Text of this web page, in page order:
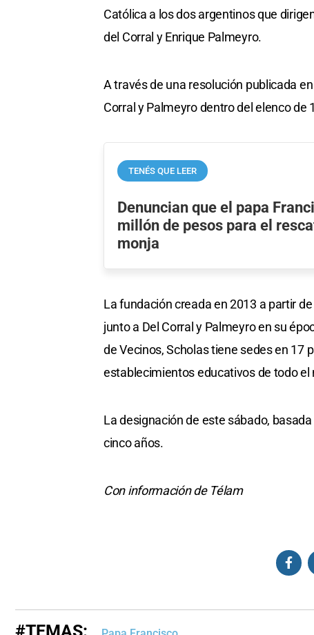
Católica a los dos argentinos que
del Corral y Enrique Palmeyro.
A través de una resolución publicada
Corral y Palmeyro dentro del elenco
TENÉS QUE LEER
Denuncian que el papa
millón de pesos para el
monja
La fundación creada en 2013 a partir
junto a Del Corral y Palmeyro en su
de Vecinos, Scholas tiene sedes en 17
establecimientos educativos de todo el
La designación de este sábado,
cinco años.
Con información de Télam
#TEMAS: